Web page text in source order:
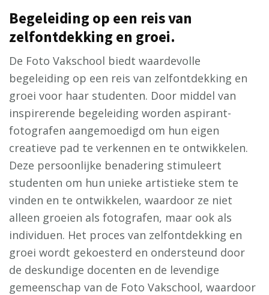
Begeleiding op een reis van
zelfontdekking en groei.
De Foto Vakschool biedt waardevolle
begeleiding op een reis van zelfontdekking en
groei voor haar studenten. Door middel van
inspirerende begeleiding worden aspirant-
fotografen aangemoedigd om hun eigen
creatieve pad te verkennen en te ontwikkelen.
Deze persoonlijke benadering stimuleert
studenten om hun unieke artistieke stem te
vinden en te ontwikkelen, waardoor ze niet
alleen groeien als fotografen, maar ook als
individuen. Het proces van zelfontdekking en
groei wordt gekoesterd en ondersteund door
de deskundige docenten en de levendige
gemeenschap van de Foto Vakschool, waardoor